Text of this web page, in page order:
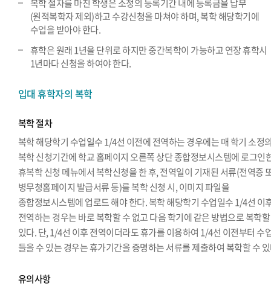
복학 절차를 마친 학생은 소정의 등록기간 내에 등록금을 납부
(원적복학자 제외)하고 수강신청을 마쳐야 하며, 복학 해당학기에
수업을 받아야 한다.
휴학은 원래 1년을 단위로 하지만 중간복학이 가능하고 연장 휴학시
1년마다 신청을 하여야 한다.
입대 휴학자의 복학
복학 절차
복학 해당학기 수업일수 1/4선 이전에 전역하는 경우에는 매 학기 소정
복학 신청기간에 학교 홈페이지 오른쪽 상단 종합정보시스템에 로그인
휴복학 신청 메뉴에서 복학신청을 한 후, 전역일이 기재된 서류(전역증
병무청홈페이지 발급서류 등)를 복학 신청 시, 이미지 파일을
종합정보시스템에 업로드 해야 한다. 복학 해당학기 수업일수 1/4선 이
전역하는 경우는 바로 복학할 수 없고 다음 학기에 같은 방법으로 복학
있다. 단, 1/4선 이후 전역이더라도 휴가를 이용하여 1/4선 이전부터 수
들을 수 있는 경우는 휴가기간을 증명하는 서류를 제출하여 복학할 수
유의사항